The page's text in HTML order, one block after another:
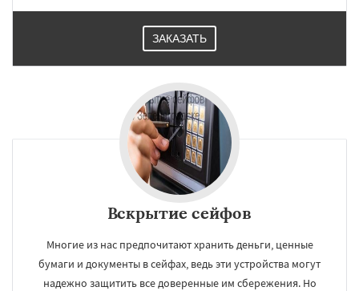
ЗАКАЗАТЬ
Вскрытие сейфов
Многие из нас предпочитают хранить деньги, ценные
бумаги и документы в сейфах, ведь эти устройства могут
надежно защитить все доверенные им сбережения. Но